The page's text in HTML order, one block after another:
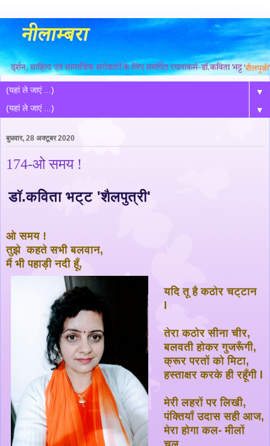
▼
▼
बुधवार, 28 अक्टूबर 2020
174-ओ समय !
डॉ.कविता भट्ट 'शैलपुत्री'
ओ समय !
तुझे कहते सभी बलवान,
मैं भी पहाड़ी नदी हूँ,
यदि तू है कठोर चट्टान
l
तेरा कठोर सीना चीर,
बलवती होकर गुजरूँगी,
क्रूर परतों को मिटा,
हस्ताक्षर करके ही रहूँगी l
मेरी लहरों पर लिखी,
पंक्तियाँ उदास सही आज,
मेरा होगा कल- मीलों